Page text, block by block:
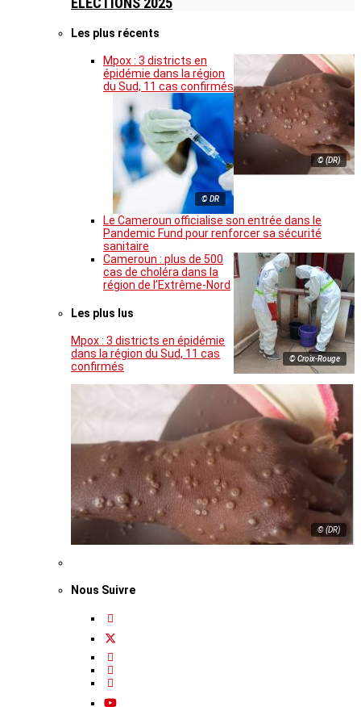
Les plus récents
© (DR)
Mpox : 3 districts en
épidémie dans la région
du Sud, 11 cas confirmés
© DR
Le Cameroun officialise son entrée dans le
Pandemic Fund pour renforcer sa sécurité
sanitaire
© Croix-Rouge
Cameroun : plus de 500
cas de choléra dans la
région de l’Extrême-Nord
Les plus lus
Mpox : 3 districts en épidémie
dans la région du Sud, 11 cas
confirmés
© (DR)
Nous Suivre